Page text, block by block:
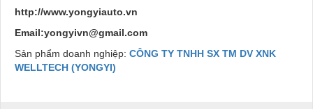
http://www.yongyiauto.vn
Email:yongyivn@gmail.com
Sản phẩm doanh nghiệp: CÔNG TY TNHH SX TM DV XNK
WELLTECH (YONGYI)